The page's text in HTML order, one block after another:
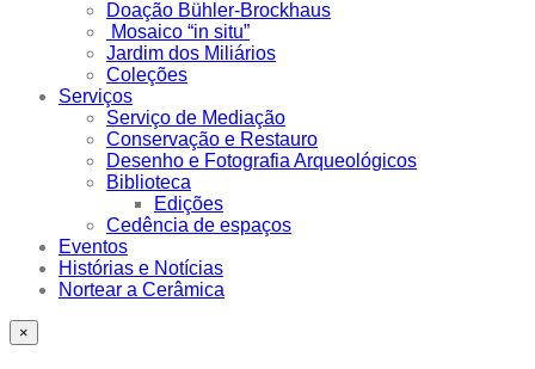
Doação Bühler-Brockhaus
Mosaico “in situ”
Jardim dos Miliários
Coleções
Serviços
Serviço de Mediação
Conservação e Restauro
Desenho e Fotografia Arqueológicos
Biblioteca
Edições
Cedência de espaços
Eventos
Histórias e Notícias
Nortear a Cerâmica
×